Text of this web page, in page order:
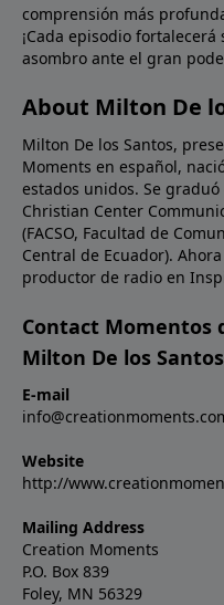
palabras de Jesús a
de cosas terrenales y
podremos creer en la
cosas
nuestra incredulidad.
por Tu Palabra para
Ti en toda verdad. En
Amén.Imagen: Isaac
comprensión más
¡Cada episodio
asombro ante el gran
About Milton De
Milton De los Santos,
Moments en español,
estados unidos. Se
Christian Center
(FACSO, Facultad de
Central de Ecuador).
productor de radio en
Contact Momentos
Milton De los Santos
E-mail
Website
http://
Mailing Address
Creation Moments
P.O. Box 839
Foley, MN 56329